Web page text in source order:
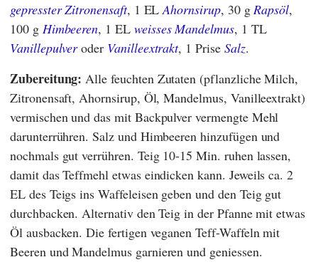
gepresster Zitronensaft, 1 ELAhornsirup, 30 gRapsöl,
100 g Himbeeren, 1 EL weisses Mandelmus, 1 TL
Vanillepulveroder Vanilleextrakt, 1 Prise Salz.
Zubereitung:Alle feuchten Zutaten (pflanzliche Milch,
Zitronensaft, Ahornsirup, Öl, Mandelmus, Vanilleextrakt)
vermischen und das mit Backpulver vermengte Mehl
darunterrühren. Salz und Himbeeren hinzufügen und
nochmals gut verrühren. Teig 10-15 Min. ruhen lassen,
damit das Teffmehl etwas eindicken kann. Jeweils ca. 2
EL des Teigs ins Waffeleisen geben und den Teig gut
durchbacken. Alternativ den Teig in der Pfanne mit etwas
Öl ausbacken. Die fertigen veganen Teff-Waffeln mit
Beeren und Mandelmus garnieren und geniessen.